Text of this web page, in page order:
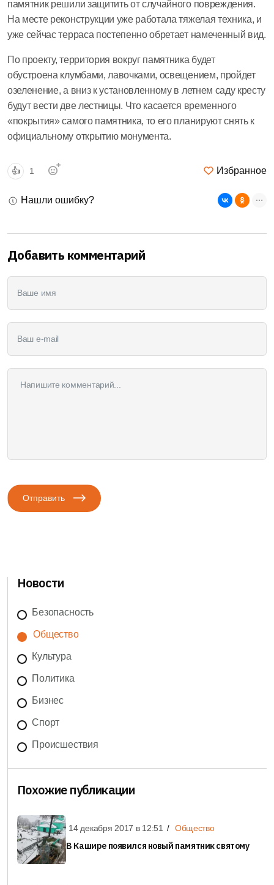
памятник решили защитить от случайного повреждения.
На месте реконструкции уже работала тяжелая техника, и
уже сейчас терраса постепенно обретает намеченный вид.
По проекту, территория вокруг памятника будет
обустроена клумбами, лавочками, освещением, пройдет
озеленение, а вниз к установленному в летнем саду кресту
будут вести две лестницы. Что касается временного
«покрытия» самого памятника, то его планируют снять к
официальному открытию монумента.
👍 1 Избранное
Нашли ошибку?
Добавить комментарий
Отправить
Новости
Безопасность
Общество
Культура
Политика
Бизнес
Спорт
Происшествия
Похожие публикации
14 декабря 2017 в 12:51 Общество
В Кашире появился новый памятник святому